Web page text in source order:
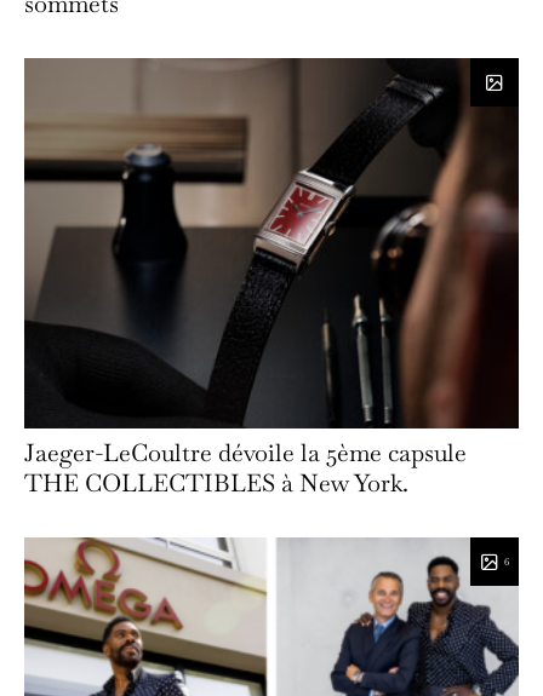
Jaeger-LeCoultre dévoile la 5ème capsule
THE COLLECTIBLES à New York.
6